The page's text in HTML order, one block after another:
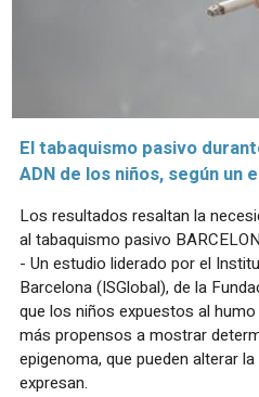
El tabaquismo pasivo
ADN de los niños, según un
Los resultados resaltan la
al tabaquismo pasivo
- Un estudio liderado por el
Barcelona (ISGlobal), de la
que los niños expuestos al
más propensos a mostrar
epigenoma, que pueden alterar
expresan.